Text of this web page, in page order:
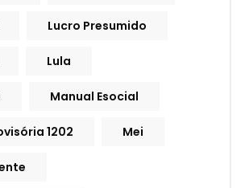
Lucro Presumido
Lula
Manual Esocial
1202 Mei